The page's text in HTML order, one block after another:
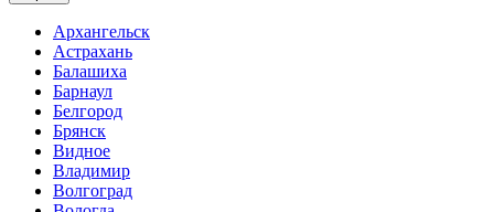
Архангельск
Астрахань
Балашиха
Барнаул
Белгород
Брянск
Видное
Владимир
Волгоград